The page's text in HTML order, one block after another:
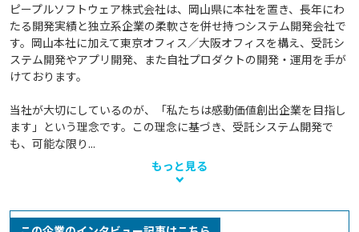
ピープルソフトウェア株式会社は、岡山県に本社を置き、長年にわ
たる開発実績と独立系企業の柔軟さを併せ持つシステム開発会社で
す。岡山本社に加えて東京オフィス／大阪オフィスを構え、受託シ
ステム開発やアプリ開発、また自社プロダクトの開発・運用を手が
けております。
当社が大切にしているのが、「私たちは感動価値創出企業を目指し
ます」という理念です。この理念に基づき、受託システム開発で
も、可能な限り...
もっと見る